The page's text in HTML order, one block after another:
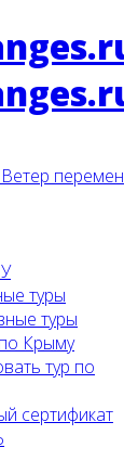
перемен
туры
туры
Крыму
тур по
сертификат